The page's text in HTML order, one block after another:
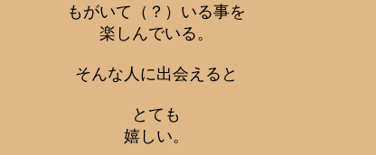
もがいて（？）いる事を
楽しんでいる。
そんな人に出会えると
とても
嬉しい。